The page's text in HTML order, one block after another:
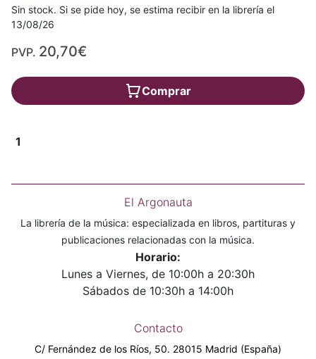
Sin stock. Si se pide hoy, se estima recibir en la librería el
13/08/26
PVP. 20,70€
Comprar
1
El Argonauta
La librería de la música: especializada en libros, partituras y
publicaciones relacionadas con la música.
Horario:
Lunes a Viernes, de 10:00h a 20:30h
Sábados de 10:30h a 14:00h
Contacto
C/ Fernández de los Ríos, 50. 28015 Madrid (España)